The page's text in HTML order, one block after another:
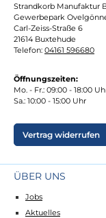
Strandkorb Manufaktur
Gewerbepark
Carl-Zeiss-Straße 6
21614 Buxtehude
Telefon: 04161 596680
Öffnungszeiten:
Mo. - Fr.: 09:00 - 18:00
Sa.: 10:00 - 15:00 Uhr
Vertrag widerrufen
ÜBER UNS
Jobs
Aktuelles